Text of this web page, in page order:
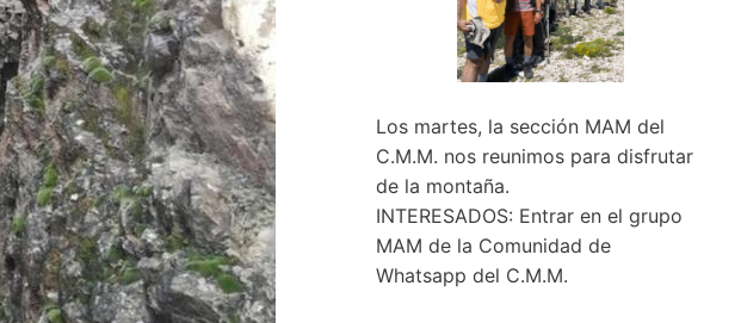
Los martes, la sección MAM del
C.M.M. nos reunimos para disfrutar
de la montaña.
INTERESADOS: Entrar en el grupo
MAM de la Comunidad de
Whatsapp del C.M.M.